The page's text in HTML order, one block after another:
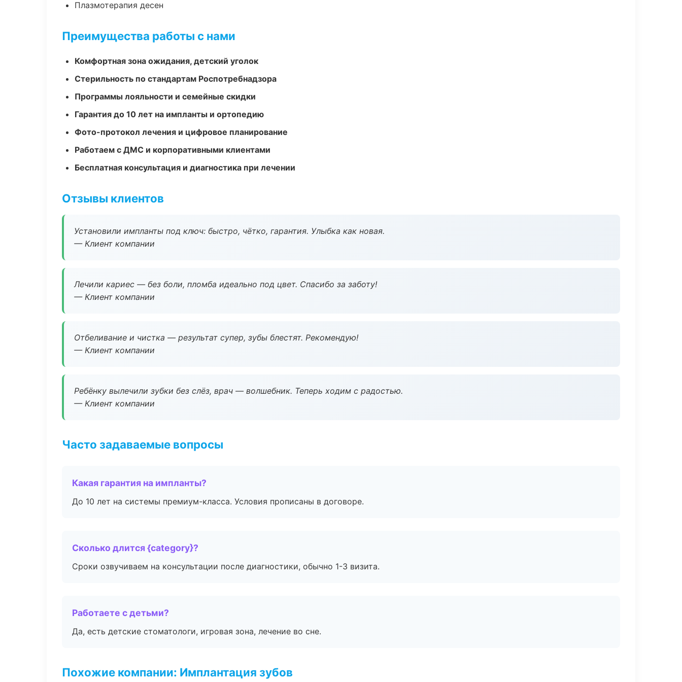
Плазмотерапия десен
Преимущества работы с нами
Комфортная зона ожидания, детский уголок
Стерильность по стандартам Роспотребнадзора
Программы лояльности и семейные скидки
Гарантия до 10 лет на импланты и ортопедию
Фото-протокол лечения и цифровое планирование
Работаем с ДМС и корпоративными клиентами
Бесплатная консультация и диагностика при лечении
Отзывы клиентов
Установили импланты под ключ: быстро, чётко, гарантия. Улыбка как новая.
— Клиент компании
Лечили кариес — без боли, пломба идеально под цвет. Спасибо за заботу!
— Клиент компании
Отбеливание и чистка — результат супер, зубы блестят. Рекомендую!
— Клиент компании
Ребёнку вылечили зубки без слёз, врач — волшебник. Теперь ходим с радостью.
— Клиент компании
Часто задаваемые вопросы
Какая гарантия на импланты?
До 10 лет на системы премиум-класса. Условия прописаны в договоре.
Сколько длится {category}?
Сроки озвучиваем на консультации после диагностики, обычно 1-3 визита.
Работаете с детьми?
Да, есть детские стоматологи, игровая зона, лечение во сне.
Похожие компании: Имплантация зубов